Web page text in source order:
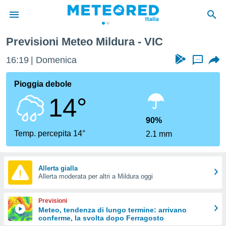
di
per
le
di
Web
le
Previsioni Meteo Mildura - VIC
16:19 Domenica ...
Pioggia debole
14°
Temp. percepita 14°
90%
2.1 mm
Allerta gialla
Allerta moderata per altri a Mildura oggi
Previsioni
Meteo, tendenza di lungo termine: arrivano
conferme, la svolta dopo Ferragosto